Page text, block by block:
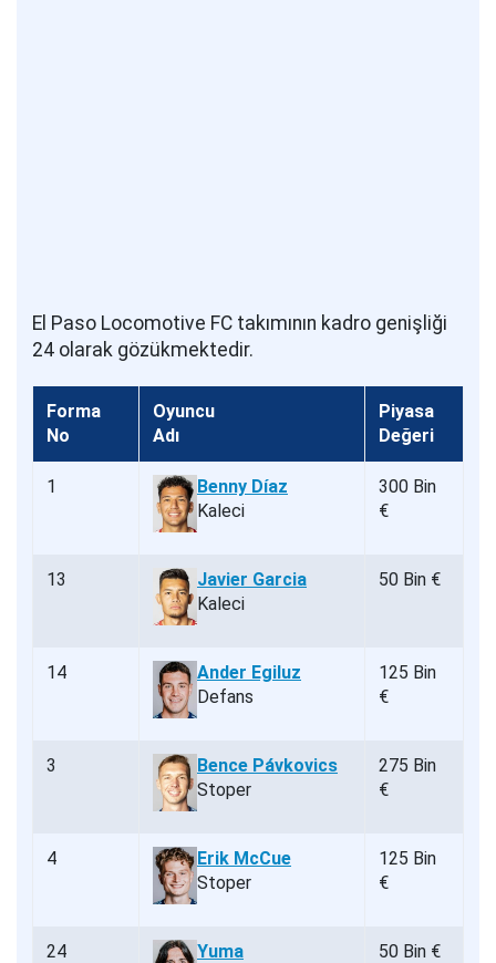
El Paso Locomotive FC takımının kadro genişliği
24 olarak gözükmektedir.
Forma
No
Oyuncu
Adı
Piyasa
Değeri
1
Benny Díaz
Kaleci
300 Bin
€
13
Javier Garcia
Kaleci
50 Bin €
14
Ander Egiluz
Defans
125 Bin
€
3
Bence Pávkovics
Stoper
275 Bin
€
4
Erik McCue
Stoper
125 Bin
€
24
Yuma
50 Bin €